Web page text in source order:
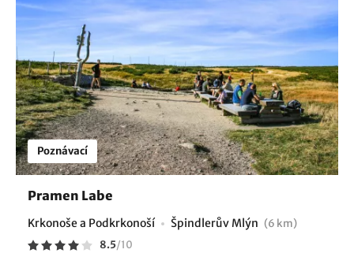
Poznávací
Pramen Labe
Krkonoše a Podkrkonoší Špindlerův Mlýn (6 km)
8.5/10